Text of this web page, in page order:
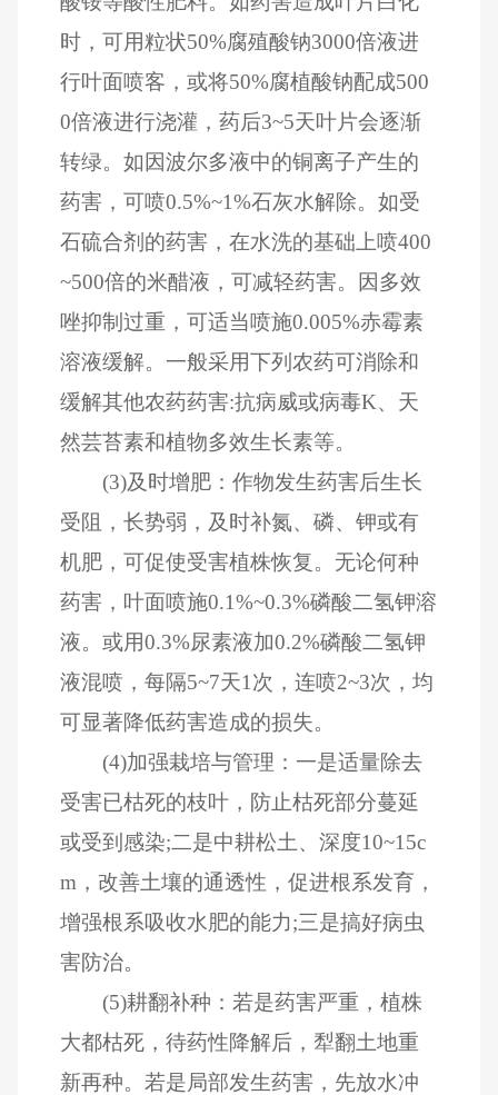
时，可用粒状50%腐殖酸钠3000倍液进
行叶面喷客，或将50%腐植酸钠配成500
0倍液进行浇灌，药后3~5天叶片会逐渐
转绿。如因波尔多液中的铜离子产生的
药害，可喷0.5%~1%石灰水解除。如受
石硫合剂的药害，在水洗的基础上喷400
~500倍的米醋液，可减轻药害。因多效
唑抑制过重，可适当喷施0.005%赤霉素
溶液缓解。一般采用下列农药可消除和
缓解其他农药药害:抗病威或病毒K、天
然芸苔素和植物多效生长素等。
(3)及时增肥：作物发生药害后生长
受阻，长势弱，及时补氮、磷、钾或有
机肥，可促使受害植株恢复。无论何种
药害，叶面喷施0.1%~0.3%磷酸二氢钾溶
液。或用0.3%尿素液加0.2%磷酸二氢钾
液混喷，每隔5~7天1次，连喷2~3次，均
可显著降低药害造成的损失。
(4)加强栽培与管理：一是适量除去
受害已枯死的枝叶，防止枯死部分蔓延
或受到感染;二是中耕松土、深度10~15c
m，改善土壤的通透性，促进根系发育，
增强根系吸收水肥的能力;三是搞好病虫
害防治。
(5)耕翻补种：若是药害严重，植株
大都枯死，待药性降解后，犁翻土地重
新再种。若是局部发生药害，先放水冲